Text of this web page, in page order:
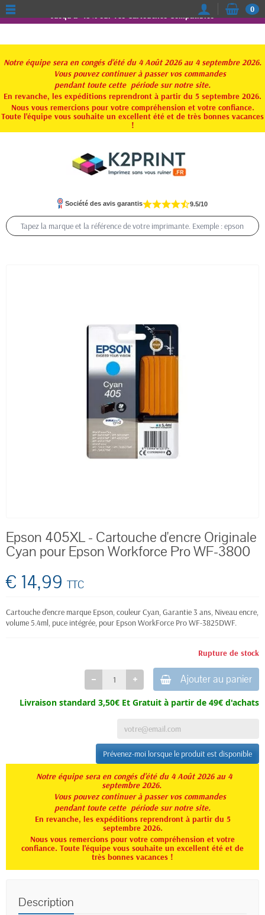
Jusqu'à -15% sur vos Cartouches Compatibles
Notre équipe sera en congés d'été du 4 Août 2026 au 4 septembre 2026.
Vous pouvez continuer à passer vos commandes
pendant toute cette période sur notre site.
En revanche, les expéditions reprendront à partir du 5 septembre 2026.
Nous vous remercions pour votre compréhension et votre confiance.
Toute l'équipe vous souhaite un excellent été et de très bonnes vacances
!
0
Société des avis garantis 9.5/10
Epson 405XL - Cartouche d'encre Originale
Cyan pour Epson Workforce Pro WF-3800
€ 14,99 TTC
Cartouche d'encre marque Epson, couleur Cyan, Garantie 3 ans, Niveau encre,
volume 5.4ml, puce intégrée, pour Epson WorkForce ProWF-3825DWF.
Rupture de stock
Ajouter au panier
Livraison standard 3,50€ Et Gratuit à partir de 49€ d'achats
Prévenez-moi lorsque le produit est disponible
Notre équipe sera en congés d'été du 4 Août 2026 au 4
septembre 2026.
Vous pouvez continuer à passer vos commandes
pendant toute cette période sur notre site.
En revanche, les expéditions reprendront à partir du 5
septembre 2026.
Nous vous remercions pour votre compréhension et votre
confiance. Toute l'équipe vous souhaite un excellent été et de
très bonnes vacances !
Description